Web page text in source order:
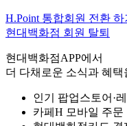
H.Point 통합회원 전환 하
현대백화점 회원 탈퇴
현대백화점APP에서
더 다채로운 소식과 혜택
인기 팝업스토어·
카페H 모바일 주문